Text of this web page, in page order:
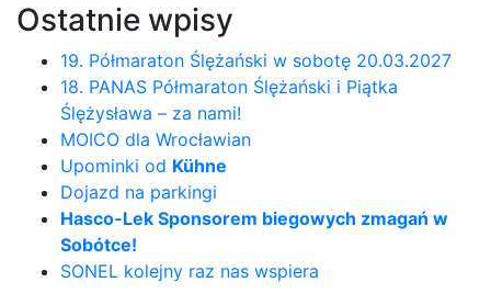
Ostatnie wpisy
19. Półmaraton Ślężański w sobotę 20.03.2027
18. PANAS Półmaraton Ślężański i Piątka
Ślężysława – za nami!
MOICO dla Wrocławian
Upominki od Kühne
Dojazd na parkingi
Hasco-Lek Sponsorem biegowych zmagań w
Sobótce!
SONEL kolejny raz nas wspiera